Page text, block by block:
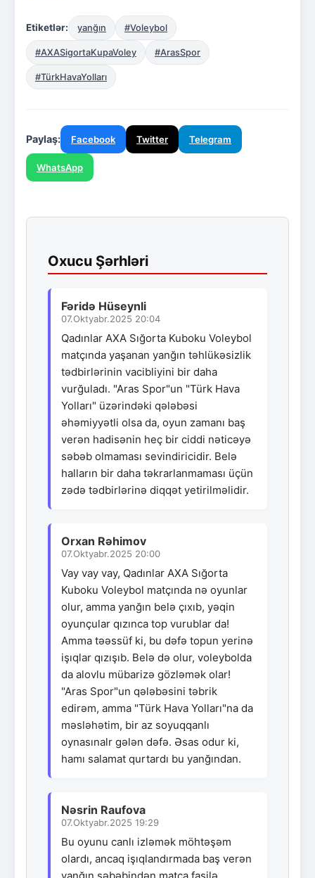
Etiketlər: yanğın #Voleybol
#AXASigortaKupaVoley #ArasSpor
#TürkHavaYolları
Paylaş: Facebook Twitter Telegram
WhatsApp
Oxucu Şərhləri
Fəridə Hüseynli
07.Oktyabr.2025 20:04
Qadınlar AXA Sığorta Kuboku Voleybol
matçında yaşanan yanğın təhlükəsizlik
tədbirlərinin vacibliyini bir daha
vurğuladı. "Aras Spor"un "Türk Hava
Yolları" üzərindəki qələbəsi
əhəmiyyətli olsa da, oyun zamanı baş
verən hadisənin heç bir ciddi nəticəyə
səbəb olmaması sevindiricidir. Belə
halların bir daha təkrarlanmaması üçün
zədə tədbirlərinə diqqət yetirilməlidir.
Orxan Rəhimov
07.Oktyabr.2025 20:00
Vay vay vay, Qadınlar AXA Sığorta
Kuboku Voleybol matçında nə oyunlar
olur, amma yanğın belə çıxıb, yəqin
oyunçular qızınca top vurublar da!
Amma təəssüf ki, bu dəfə topun yerinə
işıqlar qızışıb. Belə də olur, voleybolda
da alovlu mübarizə gözləmək olar!
"Aras Spor"un qələbəsini təbrik
edirəm, amma "Türk Hava Yolları"na da
məsləhətim, bir az soyuqqanlı
oynasınalr gələn dəfə. Əsas odur ki,
hamı salamat qurtardı bu yanğından.
Nəsrin Raufova
07.Oktyabr.2025 19:29
Bu oyunu canlı izləmək möhtəşəm
olardı, ancaq işıqlandırmada baş verən